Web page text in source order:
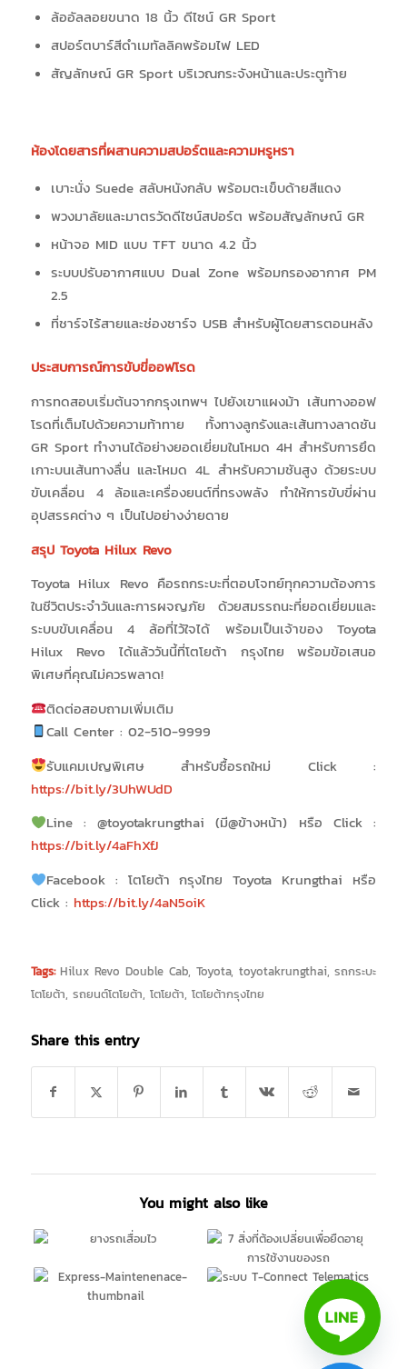
ล้ออัลลอยขนาด 18 นิ้ว ดีไซน์ GR Sport
สปอร์ตบาร์สีดำเมทัลลิคพร้อมไฟ LED
สัญลักษณ์ GR Sport บริเวณกระจังหน้าและประตูท้าย
ห้องโดยสารที่ผสานความสปอร์ตและความหรูหรา
เบาะนั่ง Suede สลับหนังกลับ พร้อมตะเข็บด้ายสีแดง
พวงมาลัยและมาตรวัดดีไซน์สปอร์ต พร้อมสัญลักษณ์ GR
หน้าจอ MID แบบ TFT ขนาด 4.2 นิ้ว
ระบบปรับอากาศแบบ Dual Zone พร้อมกรองอากาศ PM
2.5
ที่ชาร์จไร้สายและช่องชาร์จ USB สำหรับผู้โดยสารตอนหลัง
ประสบการณ์การขับขี่ออฟโรด
การทดสอบเริ่มต้นจากกรุงเทพฯ ไปยังเขาแผงม้า เส้นทางออฟ
โรดที่เต็มไปด้วยความท้าทาย ทั้งทางลูกรังและเส้นทางลาดชัน
GR Sport ทำงานได้อย่างยอดเยี่ยมในโหมด 4H สำหรับการยึด
เกาะบนเส้นทางลื่น และโหมด 4L สำหรับความชันสูง ด้วยระบบ
ขับเคลื่อน 4 ล้อและเครื่องยนต์ที่ทรงพลัง ทำให้การขับขี่ผ่าน
อุปสรรคต่าง ๆ เป็นไปอย่างง่ายดาย
สรุป Toyota Hilux Revo
Toyota Hilux Revo คือรถกระบะที่ตอบโจทย์ทุกความต้องการ
ในชีวิตประจำวันและการผจญภัย ด้วยสมรรถนะที่ยอดเยี่ยมและ
ระบบขับเคลื่อน 4 ล้อที่ไว้ใจได้ พร้อมเป็นเจ้าของ Toyota
Hilux Revo ได้แล้ววันนี้ที่โตโยต้า กรุงไทย พร้อมข้อเสนอ
พิเศษที่คุณไม่ควรพลาด!
ติดต่อสอบถามเพิ่มเติม
Call Center : 02-510-9999
รับแคมเปญพิเศษ สำหรับซื้อรถใหม่ Click :
https://bit.ly/3UhWUdD
Line : @toyotakrungthai (มี@ข้างหน้า) หรือ Click :
https://bit.ly/4aFhXfJ
Facebook : โตโยต้า กรุงไทย Toyota Krungthai หรือ
Click : https://bit.ly/4aN5oiK
Tags: Hilux Revo Double Cab, Toyota, toyotakrungthai,รถกระบะ
โตโยต้า, รถยนต์โตโยต้า, โตโยต้า, โตโยต้ากรุงไทย
Share this entry
You might also like